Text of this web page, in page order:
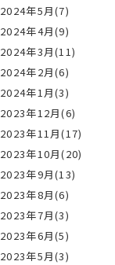
2024年5月(7)
2024年4月(9)
2024年3月(11)
2024年2月(6)
2024年1月(3)
2023年12月(6)
2023年11月(17)
2023年10月(20)
2023年9月(13)
2023年8月(6)
2023年7月(3)
2023年6月(5)
2023年5月(3)